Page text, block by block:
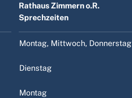
Rathaus Zimmern o.R.
Sprechzeiten
Montag, Mittwoch, Donnerstag
Dienstag
Montag